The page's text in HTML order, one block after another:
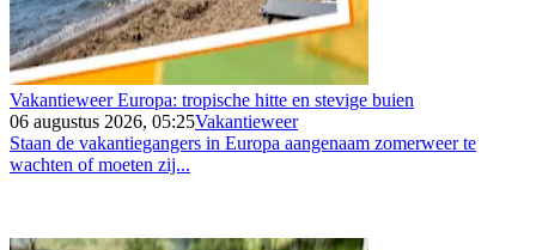
Vakantieweer Europa: tropische hitte en stevige buien
06 augustus 2026, 05:25Vakantieweer
Staan de vakantiegangers in Europa aangenaam zomerweer te
wachten of moeten zij...